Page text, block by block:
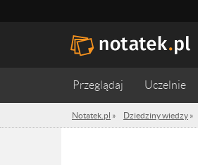
Przeglądaj Uczelnie
Notatek.pl » Dziedziny wiedzy »